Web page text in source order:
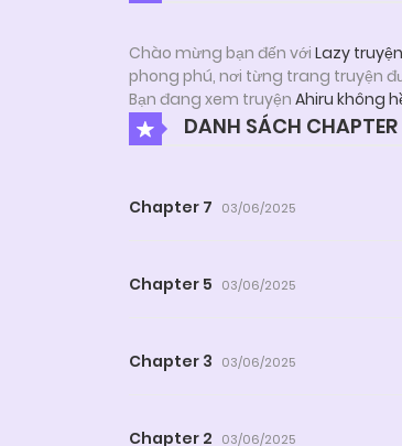
Chào mừng bạn đến với Lazy truyện
phong phú, nơi từng trang truyện
Bạn đang xem truyện Ahiru không
DANH SÁCH
Chapter 7 03/06/2025
Chapter 5 03/06/2025
Chapter 3 03/06/2025
Chapter 2 03/06/2025